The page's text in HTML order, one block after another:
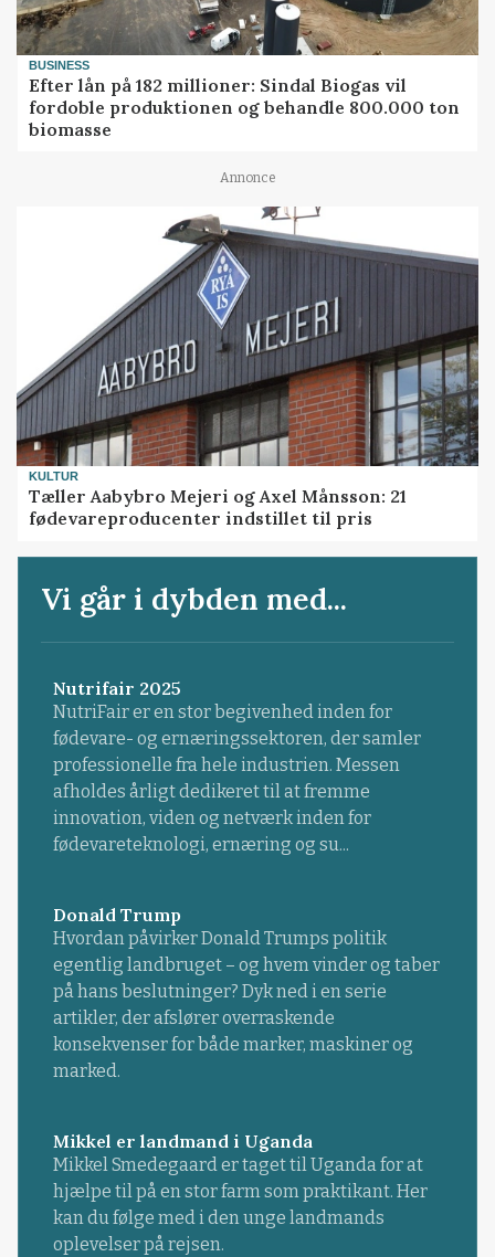
BUSINESS
Efter lån på 182 millioner: Sindal Biogas vil
fordoble produktionen og behandle 800.000 ton
biomasse
Annonce
KULTUR
Tæller Aabybro Mejeri og Axel Månsson: 21
fødevareproducenter indstillet til pris
Vi går i dybden med...
Nutrifair 2025
NutriFair er en stor begivenhed inden for
fødevare- og ernæringssektoren, der samler
professionelle fra hele industrien. Messen
afholdes årligt dedikeret til at fremme
innovation, viden og netværk inden for
fødevareteknologi, ernæring og su...
Donald Trump
Hvordan påvirker Donald Trumps politik
egentlig landbruget – og hvem vinder og taber
på hans beslutninger? Dyk ned i en serie
artikler, der afslører overraskende
konsekvenser for både marker, maskiner og
marked.
Mikkel er landmand i Uganda
Mikkel Smedegaard er taget til Uganda for at
hjælpe til på en stor farm som praktikant. Her
kan du følge med i den unge landmands
oplevelser på rejsen.